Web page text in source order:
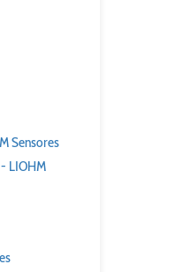
Sensores
LIOHM